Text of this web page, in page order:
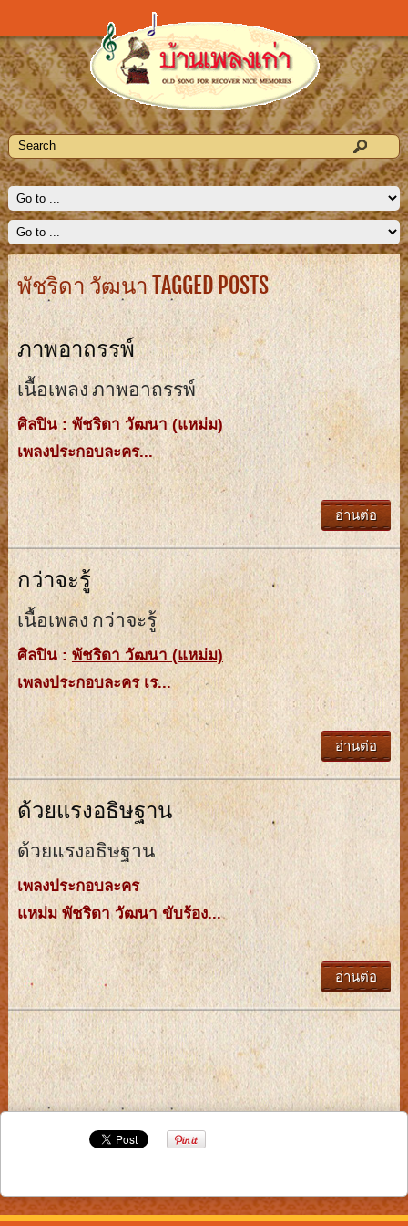
พัชริดา วัฒนา TAGGED POSTS
ภาพอาถรรพ์
เนื้อเพลง ภาพอาถรรพ์
ศิลปิน :พัชริดา วัฒนา (แหม่ม)
เพลงประกอบละคร...
อ่านต่อ
กว่าจะรู้
เนื้อเพลง กว่าจะรู้
ศิลปิน : พัชริดา วัฒนา (แหม่ม)
เพลงประกอบละคร เร...
อ่านต่อ
ด้วยแรงอธิษฐาน
ด้วยแรงอธิษฐาน
เพลงประกอบละคร
แหม่ม พัชริดา วัฒนา ขับร้อง...
อ่านต่อ